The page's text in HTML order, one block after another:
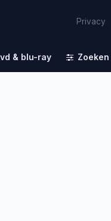
Privacy
& blu-ray Zoeken